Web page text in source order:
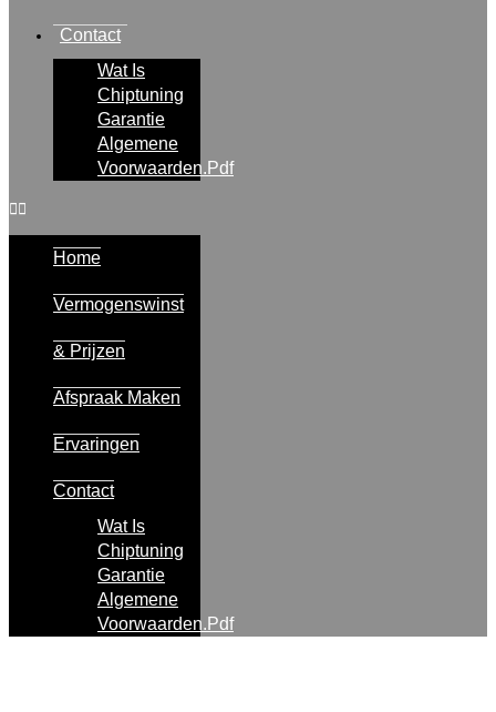
Contact
Wat Is
Chiptuning
Garantie
Algemene
Voorwaarden.pdf
Home
Vermogenswinst
& Prijzen
Afspraak Maken
Ervaringen
Contact
Wat Is
Chiptuning
Garantie
Algemene
Voorwaarden.pdf